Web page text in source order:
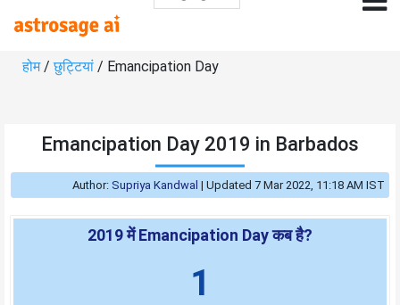
होम/छुट्टियां / Emancipation Day
Emancipation Day 2019 in Barbados
Author: Supriya Kandwal | Updated 7 Mar 2022, 11:18 AM IST
2019 में Emancipation Day कब है?
1